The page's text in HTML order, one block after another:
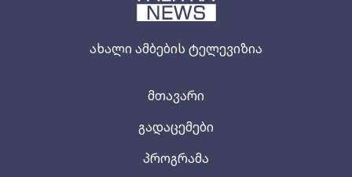
ახალი ამბების ტელევიზია
მთავარი
გადაცემები
პროგრამა